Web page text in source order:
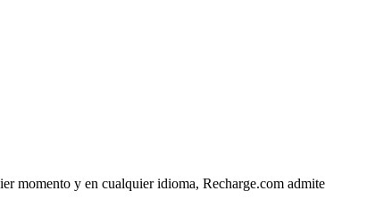
momento y en cualquier idioma, Recharge.com admite